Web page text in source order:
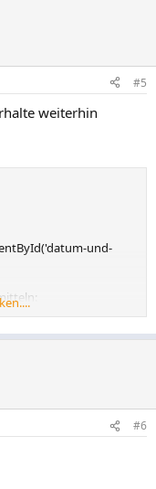
#5
weiterhin
und-
deutsch, ermitteln:
#6